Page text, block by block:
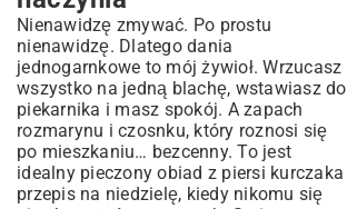
Nienawidzę zmywać. Po prostu
nienawidzę. Dlatego dania
jednogarnkowe to mój żywioł. Wrzucasz
wszystko na jedną blachę, wstawiasz do
piekarnika i masz spokój. A zapach
rozmarynu i czosnku, który roznosi się
po mieszkaniu… bezcenny. To jest
idealny pieczony obiad z piersi kurczaka
przepis na niedzielę, kiedy nikomu się